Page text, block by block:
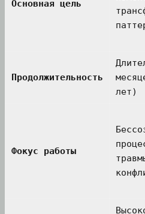
Основная цель
Продолжительность
лет)
Фокус работы